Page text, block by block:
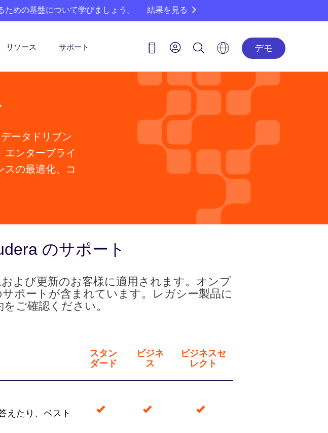
ための基盤について学びましょう。 結果を見る
リソース サポート デモ
ータドリブン
エンタープライ
スの最適化、コ
のサポート
よび更新のお客様に適用されます。オンプ
ポートが含まれています。レガシー製品に
ご確認ください。
スタン
ダード
ビジネ
ス
ビジネスセ
レクト
えたり、ベスト